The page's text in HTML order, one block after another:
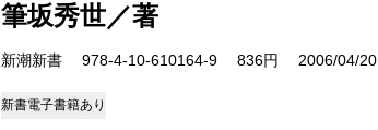
筆坂秀世／著
新潮新書 978-4-10-610164-9 836円 2006/04/20
新書電子書籍あり